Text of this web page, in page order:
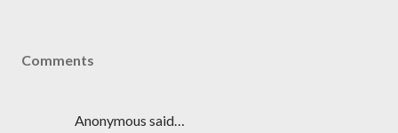
Comments
Anonymous said…